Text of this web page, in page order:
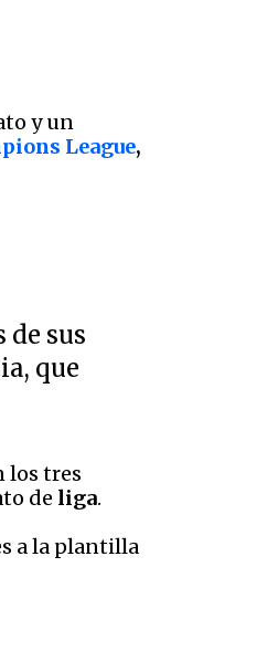
y un
League,
de sus
que
los tres
de liga.
a la plantilla